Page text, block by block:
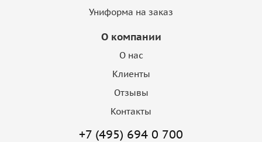
Униформа на заказ
О компании
О нас
Клиенты
Отзывы
Контакты
+7 (495) 694 0 700